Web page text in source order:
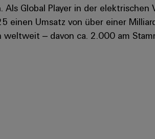
Global Player in der elektrischen
einen Umsatz von über einer
– davon ca. 2.000 am